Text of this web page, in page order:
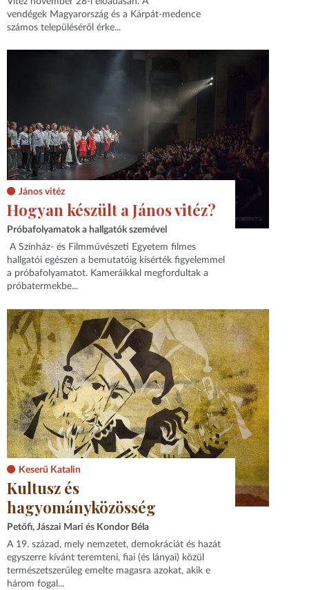
vendégek Magyarország és a Kárpát-medence
számos településéről érke...
János vitéz
Hogyan készült a János vitéz?
Próbafolyamatok a hallgatók szemével
A Színház- és Filmművészeti Egyetem filmes
hallgatói egészen a bemutatóig kísérték figyelemmel
a próbafolyamatot. Kameráikkal megfordultak a
próbatermekbe...
Keserű Katalin
Kultusz és
hagyományközösség
Petőfi, Jászai Mari és Kondor Béla
A 19. század, mely nemzetet, demokráciát és hazát
egyszerre kívánt teremteni, fiai (és lányai) közül
természetszerűleg emelte magasra azokat, akik e
három fogal...